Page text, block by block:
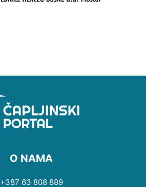
O NAMA
+387 63 808 889